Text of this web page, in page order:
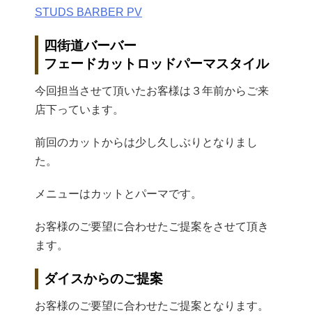
STUDS BARBER PV
四街道バーバー
フェードカットロッドパーマスタイル
今回担当させて頂いたお客様は３年前からご来
店下っています。
前回のカットからは少し久しぶりとなりまし
た。
メニューはカットとパーマです。
お客様のご要望に合わせたご提案をさせて頂き
ます。
ダイスからのご提案
お客様のご要望に合わせたご提案となります。